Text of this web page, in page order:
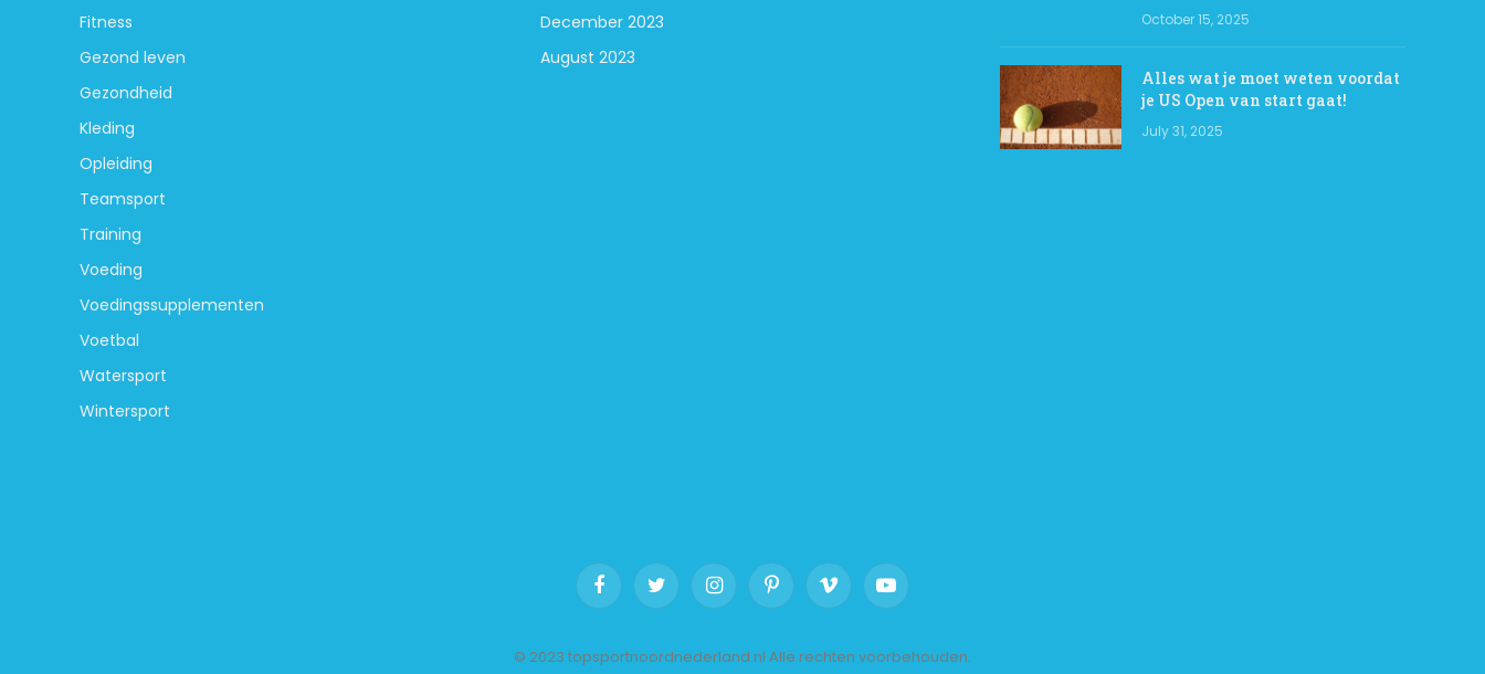
Fitness
Gezond leven
Gezondheid
Kleding
Opleiding
Teamsport
Training
Voeding
Voedingssupplementen
Voetbal
Watersport
Wintersport
December 2023
August 2023
October 15, 2025
Alles wat je moet weten voordat
je US Open van start gaat!
July 31, 2025
FacebookTwitter InstagramPinterestVimeo YouTube
© 2023 topsportnoordnederland.nl Alle rechten voorbehouden.